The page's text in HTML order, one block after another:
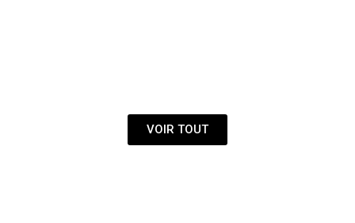
VOIR TOUT